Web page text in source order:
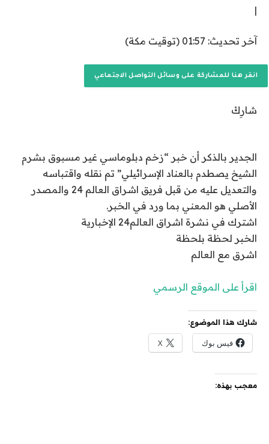
i
h
d
9
/
1
0
/
2
0
5
|
آ
ر
ت
ح
ث
:
0
1
:
5
7
ت
ق
ت
ك
آخر تحديث: 01:57 (توقيت مكة)
انقر هنا للمشاركة على وسائل التواصل الاجتماعي
شارِكْ
الجدير بالذكر أن خبر “زخم دبلوماسي غير مسبوق بشرم
الشيخ يصطدم بالعناد الإسرائيلي” تم نقله واقتباسه
والتعديل عليه من قبل فريق اشراق العالم 24 والمصدر
الأصلي هو المعني بما ورد في الخبر.
اشترك في نشرة اشراق العالم24 الإخبارية
الخبر لحظة بلحظة
اشرق مع العالم
اقرأ على الموقع الرسمي
شارك هذا الموضوع:
فيس بوك X
معجب بهذه: